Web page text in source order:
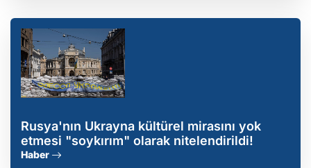
Rusya'nın Ukrayna kültürel mirasını yok
etmesi "soykırım" olarak nitelendirildi!
Haber